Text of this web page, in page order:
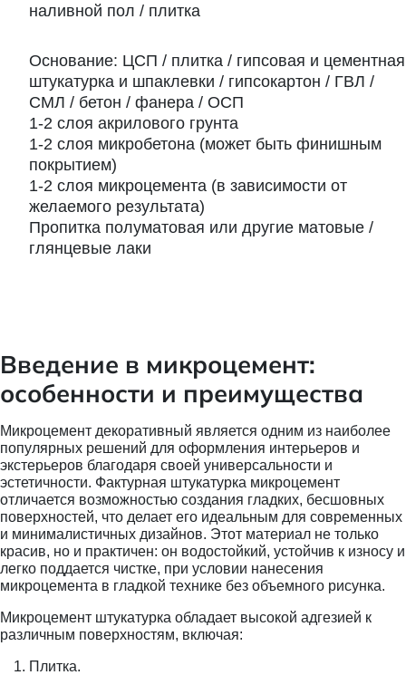
наливной пол / плитка
Схема нанесения слоев на стены
Основание: ЦСП / плитка / гипсовая и цементная
штукатурка и шпаклевки / гипсокартон / ГВЛ /
СМЛ / бетон / фанера / ОСП
1-2 слоя акрилового грунта
1-2 слоя микробетона (может быть финишным
покрытием)
1-2 слоя микроцемента (в зависимости от
желаемого результата)
Пропитка полуматовая или другие матовые /
глянцевые лаки
Введение в микроцемент:
особенности и преимущества
Микроцемент декоративный является одним из наиболее
популярных решений для оформления интерьеров и
экстерьеров благодаря своей универсальности и
эстетичности. Фактурная штукатурка микроцемент
отличается возможностью создания гладких, бесшовных
поверхностей, что делает его идеальным для современных
и минималистичных дизайнов. Этот материал не только
красив, но и практичен: он водостойкий, устойчив к износу и
легко поддается чистке, при условии нанесения
микроцемента в гладкой технике без объемного рисунка.
Микроцемент штукатурка обладает высокой адгезией к
различным поверхностям, включая:
Плитка.